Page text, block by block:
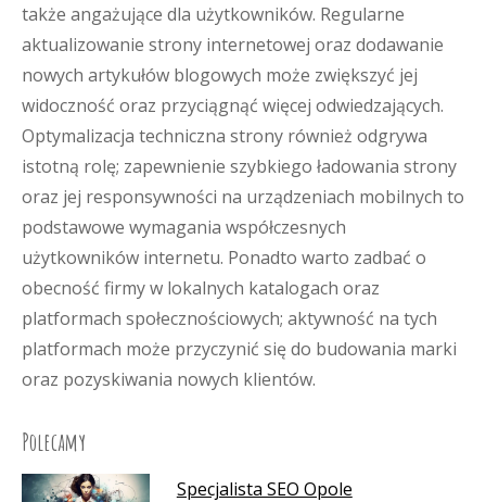
także angażujące dla użytkowników. Regularne
aktualizowanie strony internetowej oraz dodawanie
nowych artykułów blogowych może zwiększyć jej
widoczność oraz przyciągnąć więcej odwiedzających.
Optymalizacja techniczna strony również odgrywa
istotną rolę; zapewnienie szybkiego ładowania strony
oraz jej responsywności na urządzeniach mobilnych to
podstawowe wymagania współczesnych
użytkowników internetu. Ponadto warto zadbać o
obecność firmy w lokalnych katalogach oraz
platformach społecznościowych; aktywność na tych
platformach może przyczynić się do budowania marki
oraz pozyskiwania nowych klientów.
Polecamy
Specjalista SEO Opole